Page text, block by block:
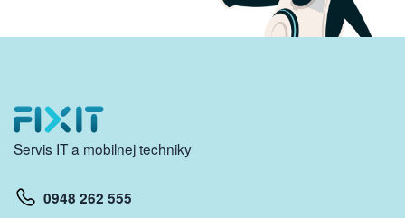
Servis IT a mobilnej techniky
0948 262 555